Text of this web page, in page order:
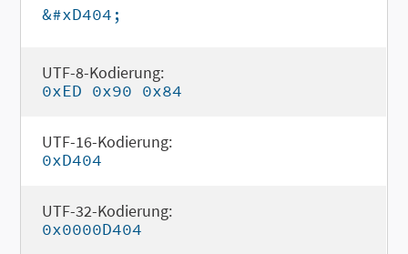
&#xD404;
UTF-8-Kodierung:
0xED 0x90 0x84
UTF-16-Kodierung:
0xD404
UTF-32-Kodierung:
0x0000D404